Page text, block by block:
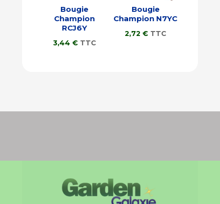
Bougie
Champion
RCJ6Y
3,44 € TTC
Bougie
Champion N7YC
2,72 € TTC